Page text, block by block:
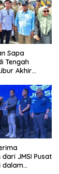
Sapa
Tengah
Akhir
JMSI Pusat
dalam